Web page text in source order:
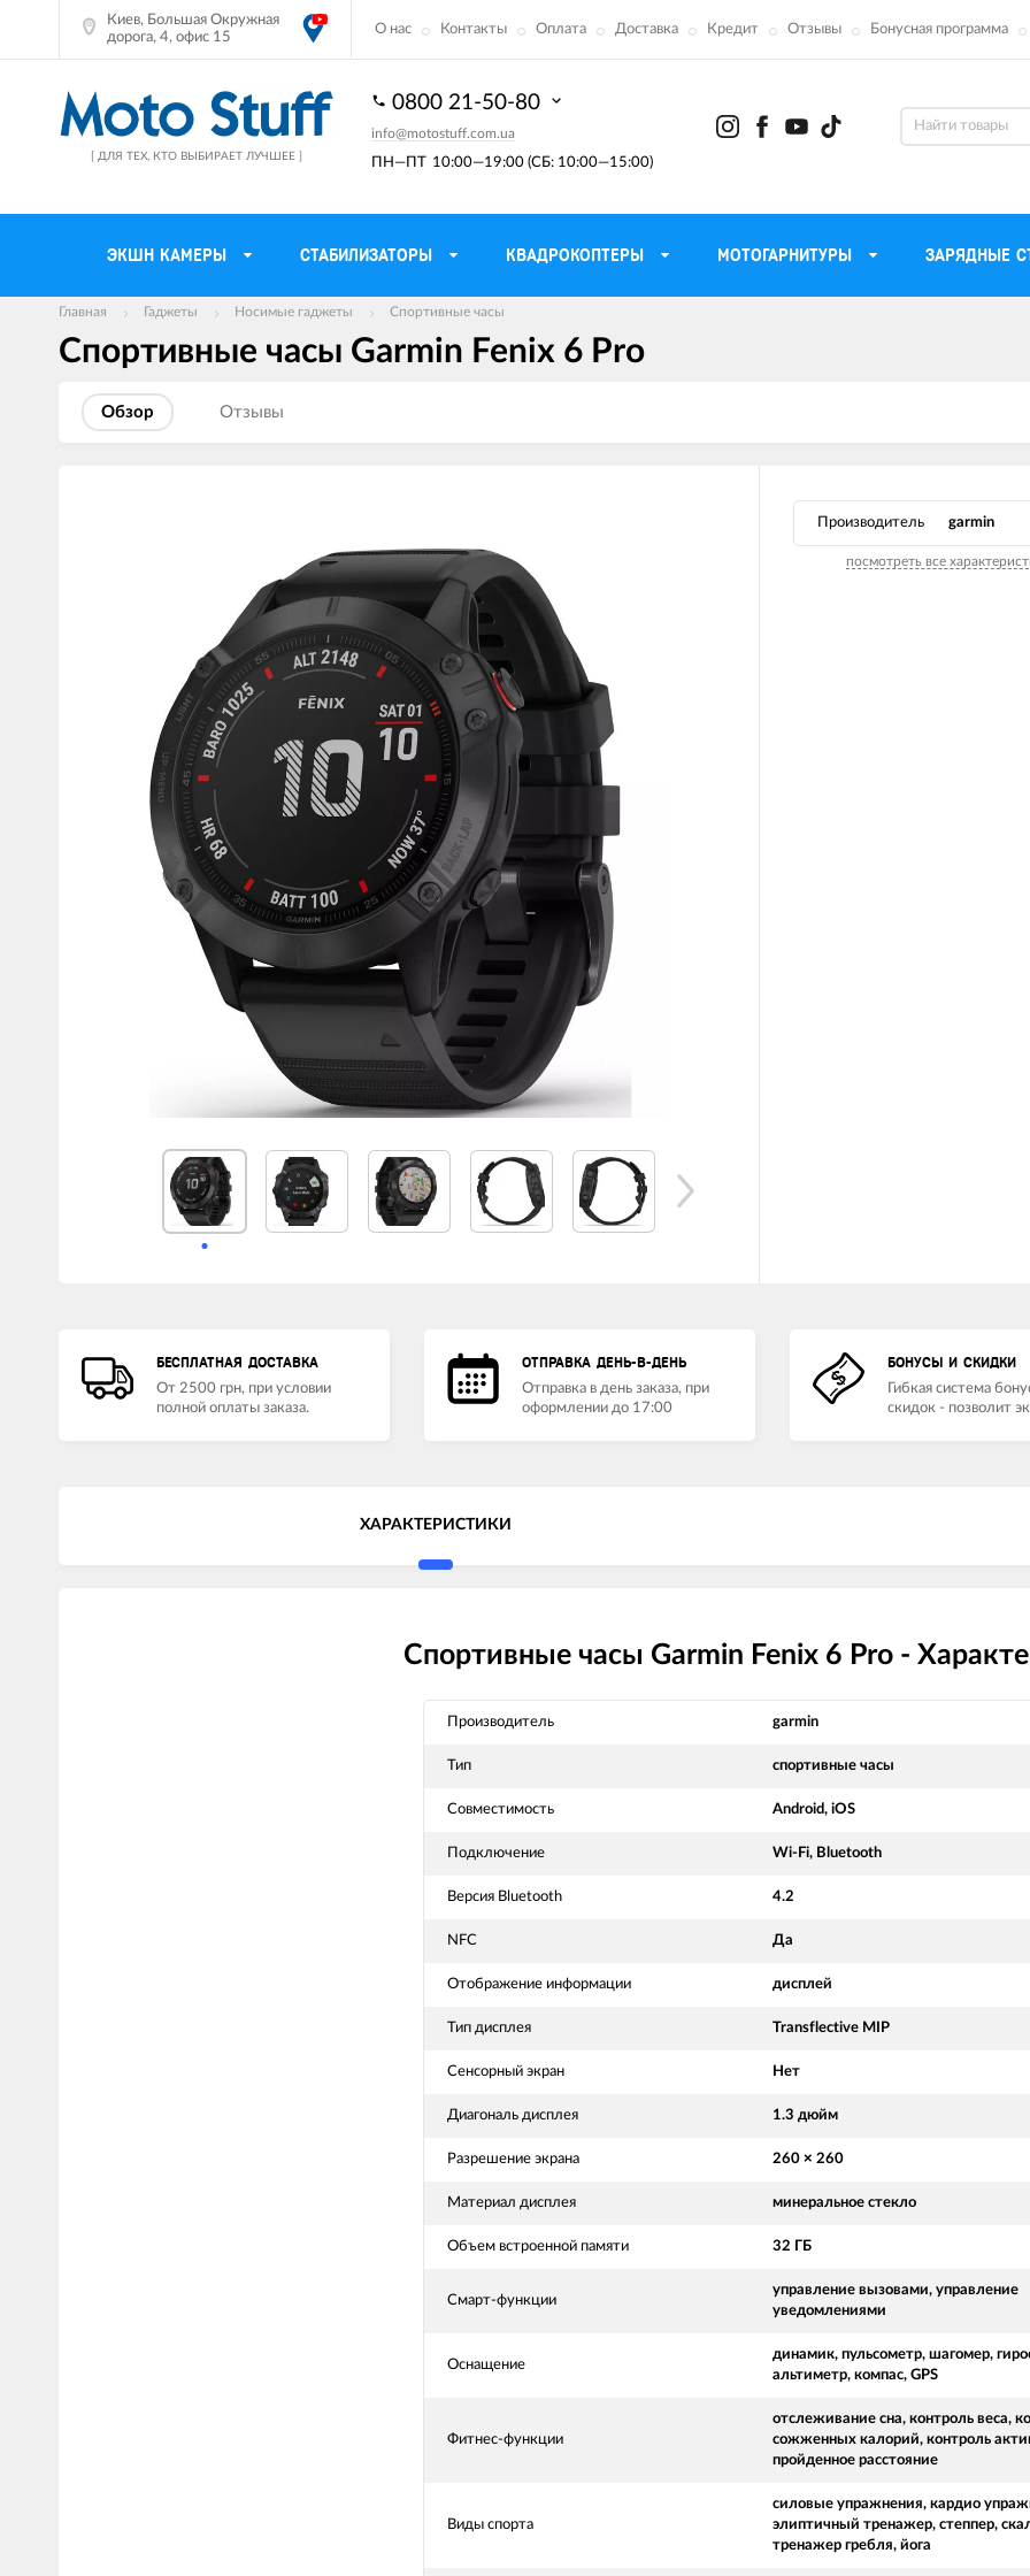
Киев, Большая Окружная
дорога, 4, офис 15
О нас Контакты Оплата Доставка Кредит Отзывы Бонусная программа
[ ДЛЯ ТЕХ, КТО ВЫБИРАЕТ ЛУЧШЕЕ ] ПН—ПТ 10:00—19:00 (СБ: 10:00—15:00)
0800 21-50-80
info@motostuff.com.ua
ЭКШН КАМЕРЫ СТАБИЛИЗАТОРЫ КВАДРОКОПТЕРЫ МОТОГАРНИТУРЫ ЗАРЯДНЫЕ
Мотошлемы
Мотокуртки
Мотодождевики и бахилы
Термобелье, подшлемники,
Мотоэкипировка эндуро
Функциональная одежда
Держатели телефона
Моточехлы
Противоугонные системы
мото
Мотозеркала
Моторучки (грипсы)
Грузики руля
Мото сумки Wolfman для
эндуро
Тубус для инструментов
Защита рук
Пропитки воздушного фильтра
Веб-
Носимые
Авто GPS навигаторы
Видеорегистраторы
LED лампы головного света
Диктофоны и рекордеры
Акустика
Наушники
Главная Гаджеты Носимые гаджеты Спортивные часы
Спортивные часы Garmin Fenix 6 Pro
Обзор Отзывы
Производитель garmin
посмотреть все
БЕСПЛАТНАЯ ДОСТАВКА
От 2500 грн, при условии
полной оплаты заказа.
ОТПРАВКА ДЕНЬ-В-ДЕНЬ
Отправка в день заказа, при
оформлении до 17:00
БОНУСЫ И СКИДКИ
Гибкая система
скидок - позволит
ХАРАКТЕРИСТИКИ
Спортивные часы Garmin Fenix 6 Pro -
Производитель garmin
Тип спортивные часы
Совместимость Android, iOS
Подключение Wi-Fi, Bluetooth
Версия Bluetooth 4.2
NFC Да
Отображение информации дисплей
Тип дисплея Transflective MIP
Сенсорный экран Нет
Диагональ дисплея 1.3 дюйм
Разрешение экрана 260 × 260
Материал дисплея минеральное стекло
Объем встроенной памяти 32 ГБ
Смарт-функции
управление вызовами, управление
уведомлениями
Оснащение
динамик, пульсометр, шагомер,
альтиметр, компас, GPS
Фитнес-функции
отслеживание сна, контроль веса,
сожженных калорий, контроль
пройденное расстояние
Виды спорта
силовые упражнения, кардио
элиптичный тренажер, степпер,
тренажер гребля, йога